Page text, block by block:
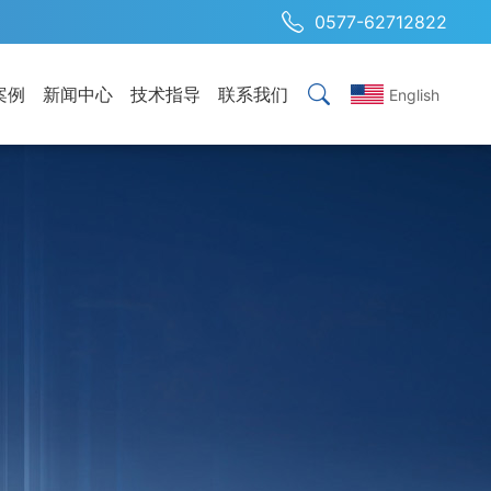
0577-62712822
例 新闻中心 技术指导 联系我们 English